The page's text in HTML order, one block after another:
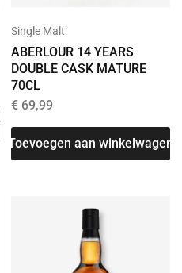
Single Malt
ABERLOUR 14 YEARS
DOUBLE CASK MATURE
70CL
€69,99
Toevoegen aan winkelwagen